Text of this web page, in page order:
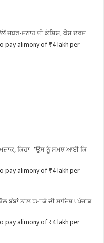
ਜਬਰ-ਜਨਾਹ ਦੀ ਕੋਸ਼ਿਸ਼, ਕੇਸ ਦਰਜ
pay alimony of ₹4 lakh per
ਕਿਹਾ- ”ਉਸ ਨੂੰ ਸਮਝ ਆਈ ਕਿ
pay alimony of ₹4 lakh per
ਬੰਬਾਂ ਨਾਲ ਧਮਾਕੇ ਦੀ ਸਾਜਿਸ਼ ! ਪੰਜਾਬ
pay alimony of ₹4 lakh per